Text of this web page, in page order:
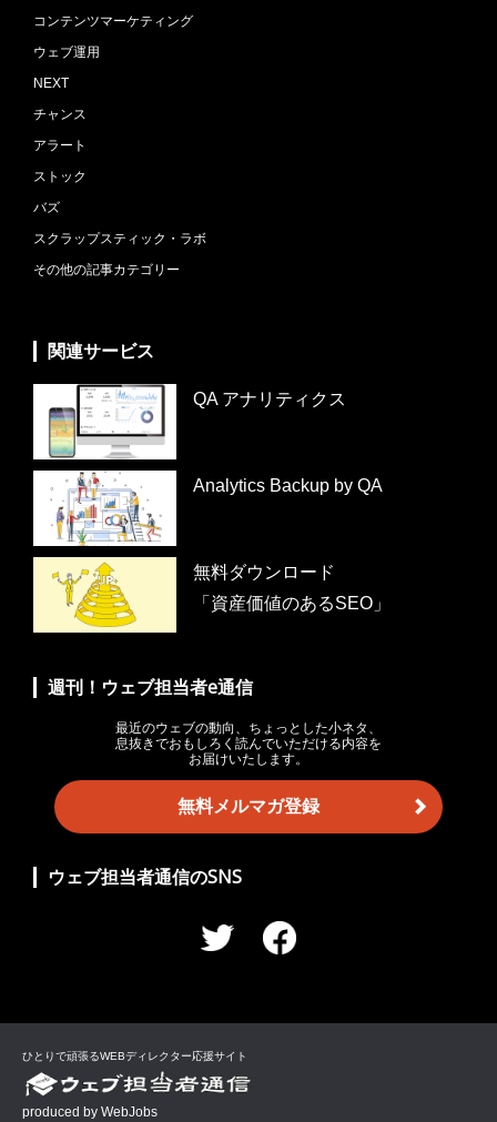
コンテンツマーケティング
ウェブ運用
NEXT
チャンス
アラート
ストック
バズ
スクラップスティック・ラボ
その他の記事カテゴリー
関連サービス
QA アナリティクス
Analytics Backup by QA
無料ダウンロード
「資産価値のあるSEO」
週刊！ウェブ担当者e通信
最近のウェブの動向、ちょっとした小ネタ、
息抜きでおもしろく読んでいただける内容を
お届けいたします。
無料メルマガ登録
ウェブ担当者通信のSNS
ひとりで頑張るWEBディレクター応援サイト
produced by WebJobs